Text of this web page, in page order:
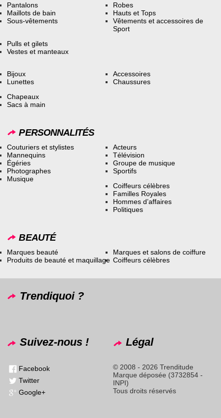
Pantalons
Maillots de bain
Sous-vêtements
Robes
Hauts et Tops
Vêtements et accessoires de
Sport
Pulls et gilets
Vestes et manteaux
Bijoux
Lunettes
Accessoires
Chaussures
Chapeaux
Sacs à main
PERSONNALITÉS
Couturiers et stylistes
Mannequins
Égéries
Photographes
Musique
Acteurs
Télévision
Groupe de musique
Sportifs
Coiffeurs célèbres
Familles Royales
Hommes d’affaires
Politiques
BEAUTÉ
Marques beauté
Produits de beauté et maquillage
Marques et salons de coiffure
Coiffeurs célèbres
Trendiquoi ?
Suivez-nous !
Facebook
Twitter
Google+
Légal
© 2008 - 2026 Trenditude
Marque déposée (3732854 -
INPI)
Tous droits réservés